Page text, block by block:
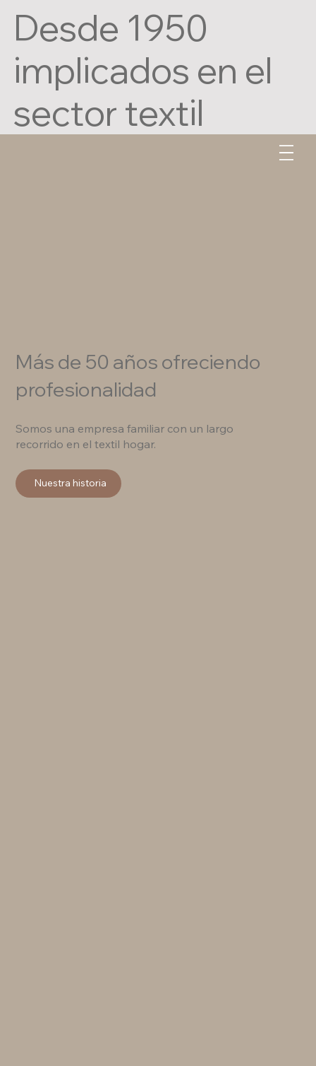
Desde 1950
implicados en el
sector textil
Más de 50 años ofreciendo
profesionalidad
Somos una empresa familiar con un largo
recorrido en el textil hogar.
Nuestra historia